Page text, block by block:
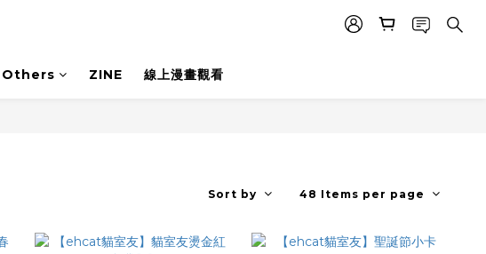
Others ZINE 線上漫畫觀看
Sort by 48 Items per page